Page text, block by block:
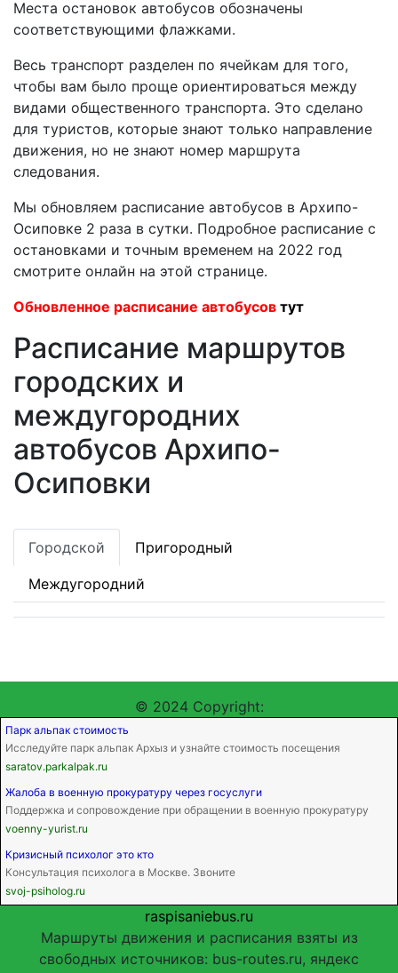
Места остановок автобусов обозначены
соответствующими флажками.
Весь транспорт разделен по ячейкам для того,
чтобы вам было проще ориентироваться между
видами общественного транспорта. Это сделано
для туристов, которые знают только направление
движения, но не знают номер маршрута
следования.
Мы обновляем расписание автобусов в Архипо-
Осиповке 2 раза в сутки. Подробное расписание с
остановками и точным временем на 2022 год
смотрите онлайн на этой странице.
Обновленное расписание автобусов тут
Расписание маршрутов
городских и
междугородних
автобусов Архипо-
Осиповки
Городской Пригородный
Междугородний
© 2024 Copyright:
Парк альпак стоимость
Исследуйте парк альпак Архыз и узнайте стоимость посещения
saratov.parkalpak.ru
Жалоба в военную прокуратуру через госуслуги
Поддержка и сопровождение при обращении в военную прокуратуру
voenny-yurist.ru
Кризисный психолог это кто
Консультация психолога в Москве. Звоните
svoj-psiholog.ru
raspisaniebus.ru
Маршруты движения и расписания взяты из
свободных источников: bus-routes.ru, яндекс